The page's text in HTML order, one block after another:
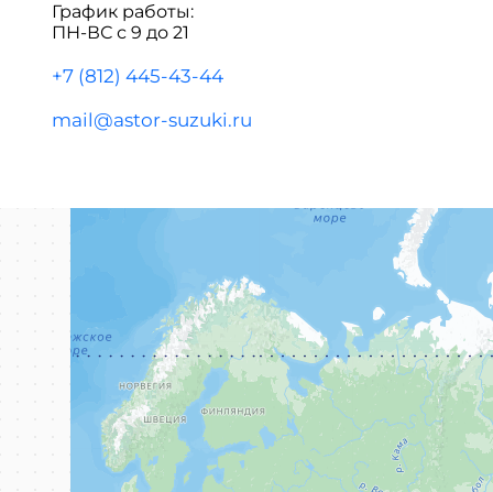
График работы:
ПН-ВС с 9 до 21
+7 (812) 445-43-44
mail@astor-suzuki.ru